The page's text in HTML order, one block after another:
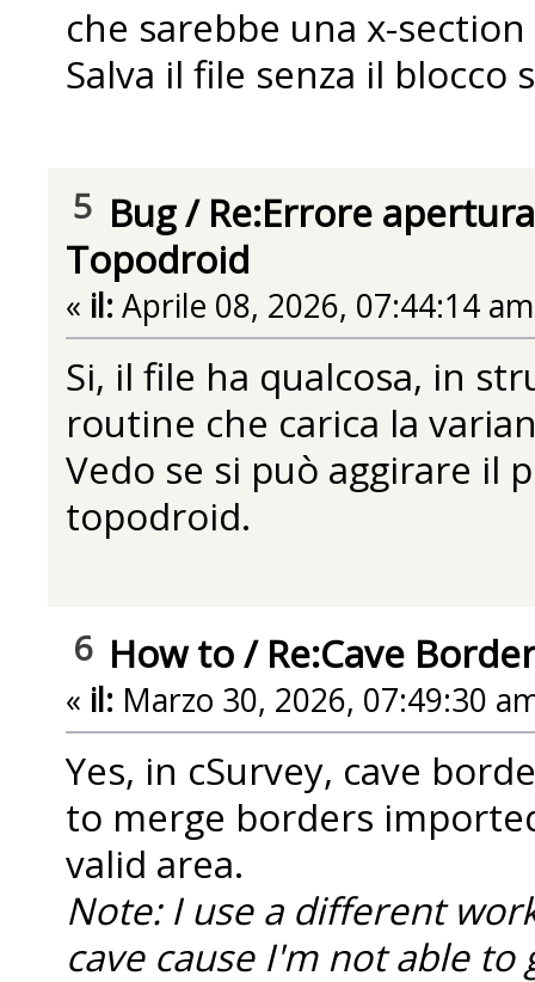
che sarebbe una x-
Salva il file senza il
5 Bug/ Re:Errore
Topodroid
« il: Aprile 08, 2026, 07:44:14
Si, il file ha qualcosa, in
routine che carica la
Vedo se si può aggirare il
topodroid.
6 How to/ Re:Cave
« il: Marzo 30, 2026, 07:49:30
Yes, in cSurvey, cave
to merge borders
valid area.
Note: I use a different
cave cause I'm not able